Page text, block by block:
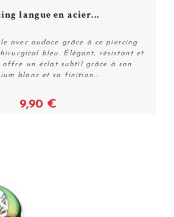
Voir
langue en acier...
avec audace grâce à ce piercing
bleu. Élégant, résistant et
un éclat subtil grâce à son
blanc et sa finition...
9,90 €